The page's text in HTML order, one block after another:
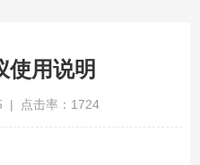
使用说明
| 点击率：1724